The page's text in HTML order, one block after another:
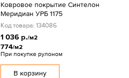
Ковровое покрытие Синтелон
Меридиан УРБ 1175
Код товара: 134086
1 036 р./м2
774/м2
При покупке рулоном
В корзину